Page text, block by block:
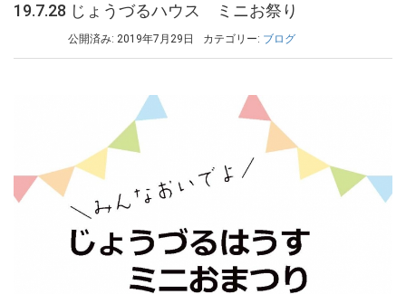
19.7.28 じょうづるハウス ミニお祭り
公開済み: 2019年7月29日 カテゴリー: ブログ